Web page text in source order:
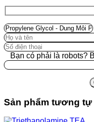
Bạn có phải là robots?
Sản phẩm tương tự